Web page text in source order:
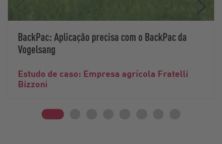
BackPac: Aplicação precisa com o BackPac da
Vogelsang
Estudo de caso: Empresa agrícola Fratelli
Bizzoni